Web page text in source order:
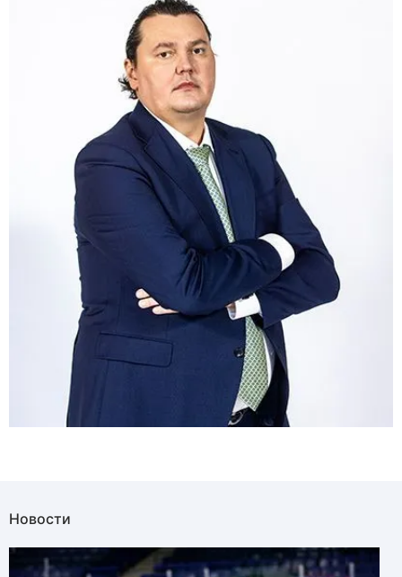
Новости